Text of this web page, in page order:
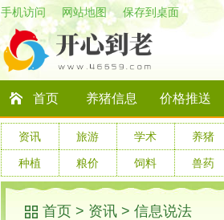
手机访问 网站地图 保存到桌面
首页 养猪信息 价格推送
资讯 旅游 学术 养猪
种植 粮价 饲料 兽药
首页 > 资讯 > 信息说法